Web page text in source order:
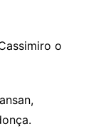
o